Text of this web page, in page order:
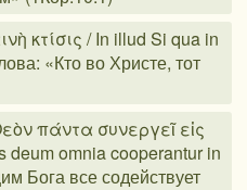
κτίσις / In illud Si qua in
«Кто во Христе, тот
πάντα συνεργεῖ εἰς
omnia cooperantur in
Бога все содействует